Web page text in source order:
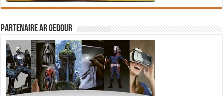
Partenaire Ar Gedour